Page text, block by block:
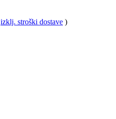
izklj. stroški dostave )